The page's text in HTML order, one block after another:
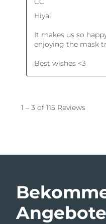
Angebote